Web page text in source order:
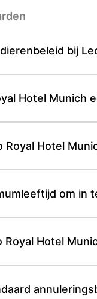
bij
Hotel Munich
Royal Hotel
om in
Royal Hotel